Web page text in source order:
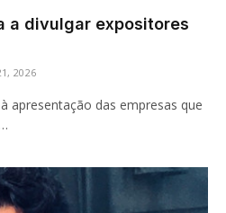
a divulgar expositores
2026
apresentação das empresas que